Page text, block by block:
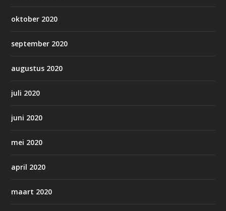
oktober 2020
september 2020
augustus 2020
juli 2020
juni 2020
mei 2020
april 2020
maart 2020